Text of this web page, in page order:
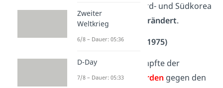
zwischen Nord- und Südkorea
blieb dabei
fast unverändert.
Vietnamkrieg(1955–1975)
Im Vietnamkrieg kämpfte der
kommunistische Norden gegen den
Zweiter
Weltkrieg
6/8 – Dauer: 05:36
D-Day
7/8 – Dauer: 05:33